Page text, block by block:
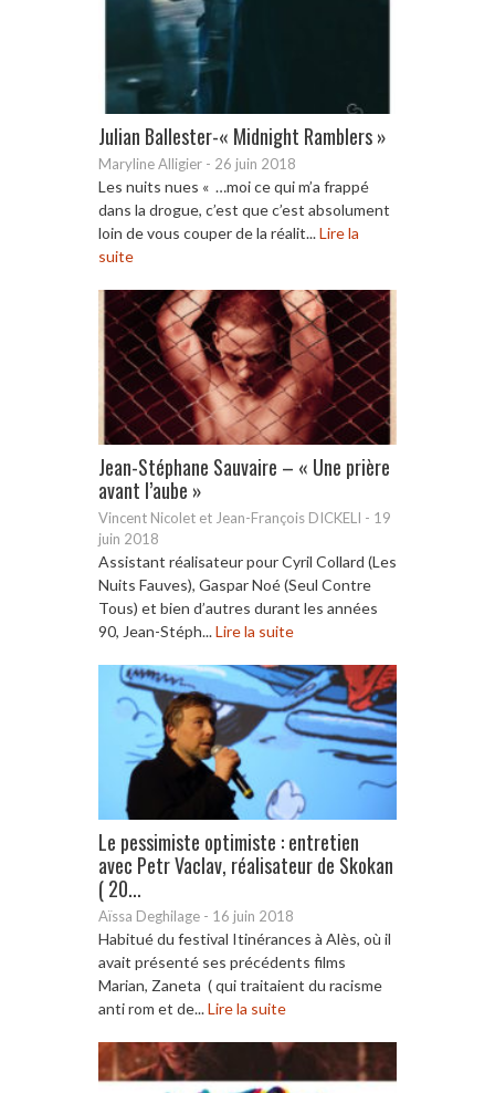
Julian Ballester-« Midnight Ramblers »
Maryline Alligier - 26 juin 2018
Les nuits nues « …moi ce qui m’a frappé
dans la drogue, c’est que c’est absolument
loin de vous couper de la réalit...Lire la
suite
Jean-Stéphane Sauvaire – « Une prière
avant l’aube »
Vincent Nicolet et Jean-François DICKELI - 19
juin 2018
Assistant réalisateur pour Cyril Collard (Les
Nuits Fauves), Gaspar Noé (Seul Contre
Tous) et bien d’autres durant les années
90, Jean-Stéph...Lire la suite
Le pessimiste optimiste : entretien
avec Petr Vaclav, réalisateur de Skokan
( 20...
Aïssa Deghilage - 16 juin 2018
Habitué du festival Itinérances à Alès, où il
avait présenté ses précédents films
Marian, Zaneta ( qui traitaient du racisme
anti rom et de...Lire la suite